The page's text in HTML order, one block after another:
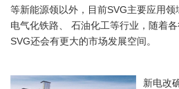
等新能源领以外，目前SVG主要应用领
电气化铁路、 石油化工等行业，随着
SVG还会有更大的市场发展空间。
新电改